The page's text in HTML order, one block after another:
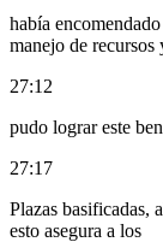
había
manejo de recursos
27:12
pudo lograr este
27:17
Plazas basificadas,
esto asegura a los